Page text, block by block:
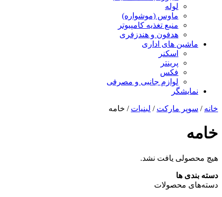
لوله
ماوس (موشواره)
منبع تغذیه کامپیوتر
هدفون و هندزفری
ماشین های اداری
اسکنر
پرینتر
فکس
لوازم جانبی و مصرفی
نمایشگر
خانه / سوپر مارکت / لبنیات / خامه
خامه
هیچ محصولی یافت نشد.
دسته بندی ها
دسته‌های محصولات